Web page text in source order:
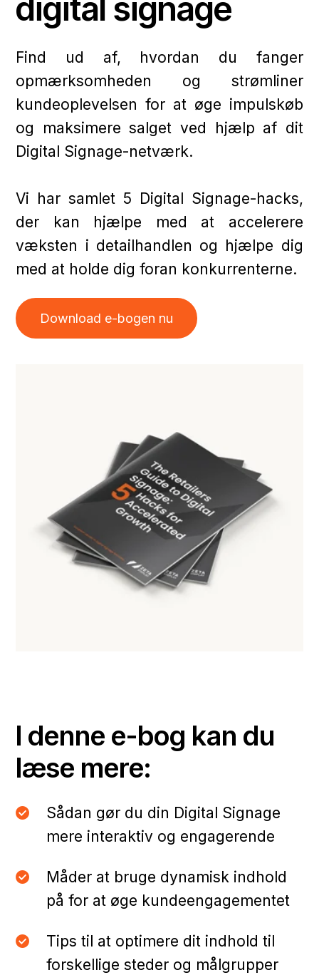
digital signage
Find ud af, hvordan du fanger
opmærksomheden og strømliner
kundeoplevelsen for at øge impulskøb
og maksimere salget ved hjælp af dit
Digital Signage-netværk.
Vi har samlet 5 Digital Signage-hacks,
der kan hjælpe med at accelerere
væksten i detailhandlen og hjælpe dig
med at holde dig foran konkurrenterne.
Download e-bogen nu
I denne e-bog kan du
læse mere:
Sådan gør du din Digital Signage
mere interaktiv og engagerende
Måder at bruge dynamisk indhold
på for at øge kundeengagementet
Tips til at optimere dit indhold til
forskellige steder og målgrupper